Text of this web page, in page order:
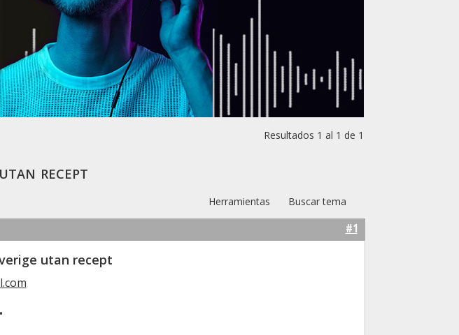
Resultados 1 al 1 de 1
recept
Herramientas Buscar tema
#1
utan recept